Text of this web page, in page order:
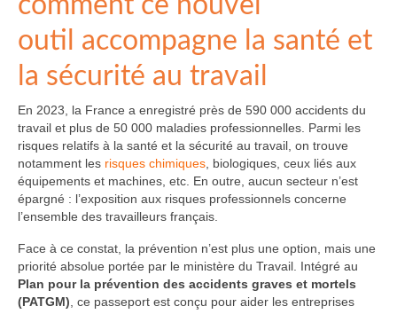
outil accompagne la santé et
la sécurité au travail
En 2023, la France a enregistré près de 590 000 accidents du
travail et plus de 50 000 maladies professionnelles. Parmi les
risques relatifs à la santé et la sécurité au travail, on trouve
notamment les risques chimiques , biologiques, ceux liés aux
équipements et machines, etc. En outre, aucun secteur n’est
épargné : l’exposition aux risques professionnels concerne
l’ensemble des travailleurs français.
Face à ce constat, la prévention n’est plus une option, mais une
priorité absolue portée par le ministère du Travail. Intégré au
Plan pour la prévention des accidents graves et mortels
(PATGM) , ce passeport est conçu pour aider les entreprises